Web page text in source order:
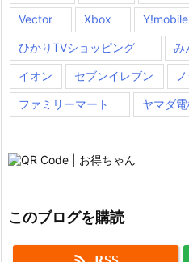
Vector
Xbox Y!mobile
ひかりTVショッピング み
イオン セブンイレブン
ファミリーマート ヤマダ
このブログを購読